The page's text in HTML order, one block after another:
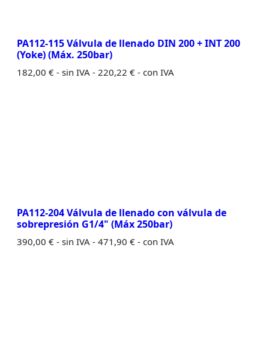
PA112-115 Válvula de llenado DIN 200 + INT 200
(Yoke) (Máx. 250bar)
182,00 € - sin IVA - 220,22 € - con IVA
PA112-204 Válvula de llenado con válvula de
sobrepresión G1/4" (Máx 250bar)
390,00 € - sin IVA - 471,90 € - con IVA